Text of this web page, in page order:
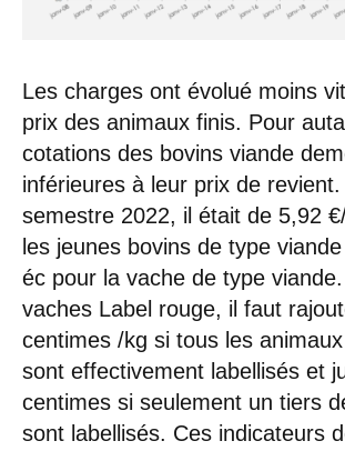
Les charges ont évolué moins
prix des animaux finis. Pour
cotations des bovins viande
inférieures à leur prix de revient.
semestre 2022, il était de 5,92
les jeunes bovins de type
éc pour la vache de type
vaches Label rouge, il faut
centimes /kg si tous les
sont effectivement labellisés et
centimes si seulement un tiers
sont labellisés. Ces indicateurs